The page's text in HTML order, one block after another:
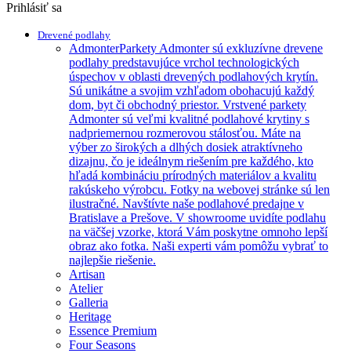
Prihlásiť sa
Drevené podlahy
AdmonterParkety Admonter sú exkluzívne drevene
podlahy predstavujúce vrchol technologických
úspechov v oblasti drevených podlahových krytín.
Sú unikátne a svojim vzhľadom obohacujú každý
dom, byt či obchodný priestor. Vrstvené parkety
Admonter sú veľmi kvalitné podlahové krytiny s
nadpriemernou rozmerovou stálosťou. Máte na
výber zo širokých a dlhých dosiek atraktívneho
dizajnu, čo je ideálnym riešením pre každého, kto
hľadá kombináciu prírodných materiálov a kvalitu
rakúskeho výrobcu. Fotky na webovej stránke sú len
ilustračné. Navštívte naše podlahové predajne v
Bratislave a Prešove. V showroome uvidíte podlahu
na väčšej vzorke, ktorá Vám poskytne omnoho lepší
obraz ako fotka. Naši experti vám pomôžu vybrať to
najlepšie riešenie.
Artisan
Atelier
Galleria
Heritage
Essence Premium
Four Seasons